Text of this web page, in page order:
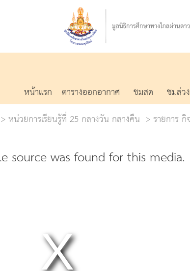
หน้าแรก ตารางออกอากาศ ชมสด ชมล่ว
หน่วยการเรียนรู้ที่ 25 กลางวัน กลางคืน
รายการ
source was found for this media.